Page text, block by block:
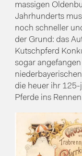
massigen
Jahrhunderts
noch schneller
der Grund: das
Kutschpferd
sogar
die heuer ihr
Pferde ins